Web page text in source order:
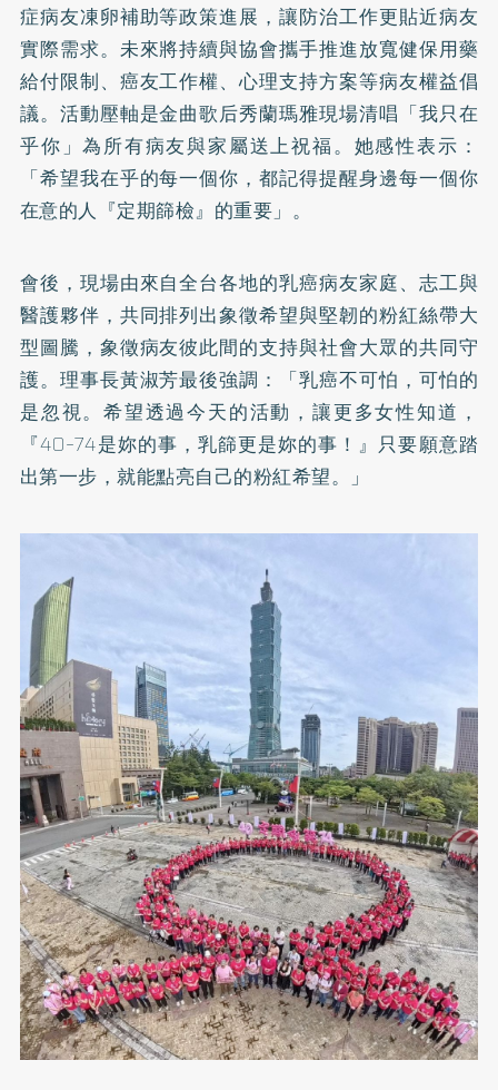
症病友凍卵補助等政策進展，讓防治工作更貼近病友
實際需求。未來將持續與協會攜手推進放寬健保用藥
給付限制、癌友工作權、心理支持方案等病友權益倡
議。活動壓軸是金曲歌后秀蘭瑪雅現場清唱「我只在
乎你」為所有病友與家屬送上祝福。她感性表示：
「希望我在乎的每一個你，都記得提醒身邊每一個你
在意的人『定期篩檢』的重要」。
會後，現場由來自全台各地的乳癌病友家庭、志工與
醫護夥伴，共同排列出象徵希望與堅韌的粉紅絲帶大
型圖騰，象徵病友彼此間的支持與社會大眾的共同守
護。理事長黃淑芳最後強調：「乳癌不可怕，可怕的
是忽視。希望透過今天的活動，讓更多女性知道，
『40–74是妳的事，乳篩更是妳的事！』只要願意踏
出第一步，就能點亮自己的粉紅希望。」